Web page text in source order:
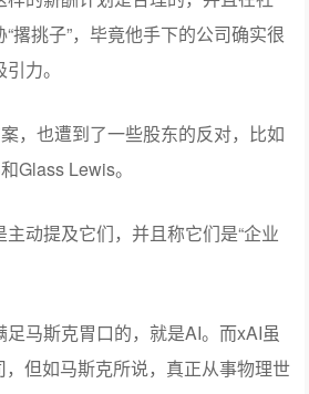
1万亿美元。
必须带领特斯拉创造一系列神
样的薪酬计划是合理的，并且在社
撂挑子”，毕竟他手下的公司确实很
，也遭到了一些股东的反对，比如